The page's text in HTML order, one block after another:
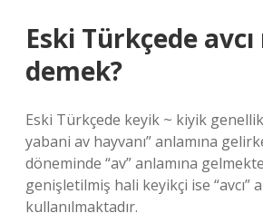
Eski Türkçede avcı
demek?
Eski Türkçede keyik ~ kiyik
yabani av hayvanı” anlamına
döneminde “av” anlamına
genişletilmiş hali keyikçi ise “avcı”
kullanılmaktadır.